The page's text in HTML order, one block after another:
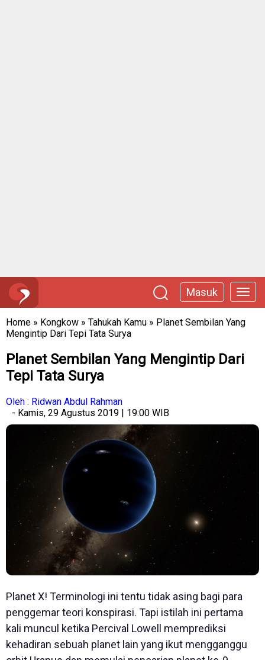
Masuk
Home » Kongkow » Tahukah Kamu » Planet Sembilan Yang
Mengintip Dari Tepi Tata Surya
Planet Sembilan Yang Mengintip Dari
Tepi Tata Surya
Oleh : Ridwan Abdul Rahman
- Kamis, 29 Agustus 2019 | 19:00 WIB
Planet X! Terminologi ini tentu tidak asing bagi para
penggemar teori konspirasi. Tapi istilah ini pertama
kali muncul ketika Percival Lowell memprediksi
kehadiran sebuah planet lain yang ikut mengganggu